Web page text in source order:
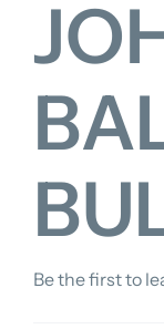
FOR:
Be the first to